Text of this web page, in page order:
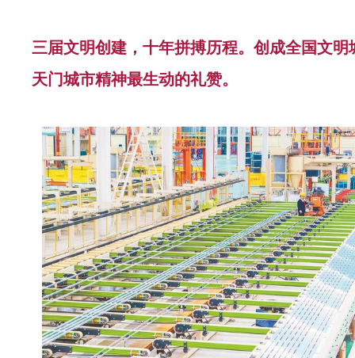
三届文明创建，十年拼搏历程。创成全国文明
天门城市精神最生动的礼赞。